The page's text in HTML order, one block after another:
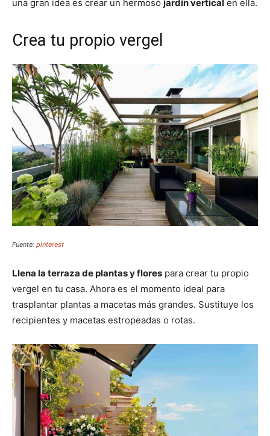
una gran idea es crear un hermoso jardín vertical en ella.
Crea tu propio vergel
Fuente: pinterest
Llena la terraza de plantas y flores para crear tu propio
vergel en tu casa. Ahora es el momento ideal para
trasplantar plantas a macetas más grandes. Sustituye los
recipientes y macetas estropeadas o rotas.